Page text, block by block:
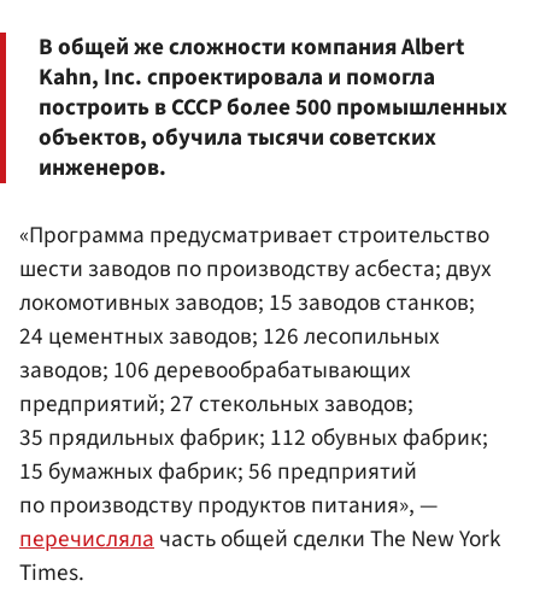
В общей же сложности компания Albert
Kahn, Inc. спроектировала и помогла
построить в СССР более 500 промышленных
объектов, обучила тысячи советских
инженеров.
«Программа предусматривает строительство
шести заводов по производству асбеста; двух
локомотивных заводов; 15 заводов станков;
24 цементных заводов; 126 лесопильных
заводов; 106 деревообрабатывающих
предприятий; 27 стекольных заводов;
35 прядильных фабрик; 112 обувных фабрик;
15 бумажных фабрик; 56 предприятий
по производству продуктов питания», —
перечислялачасть общей сделки The New York
Times.